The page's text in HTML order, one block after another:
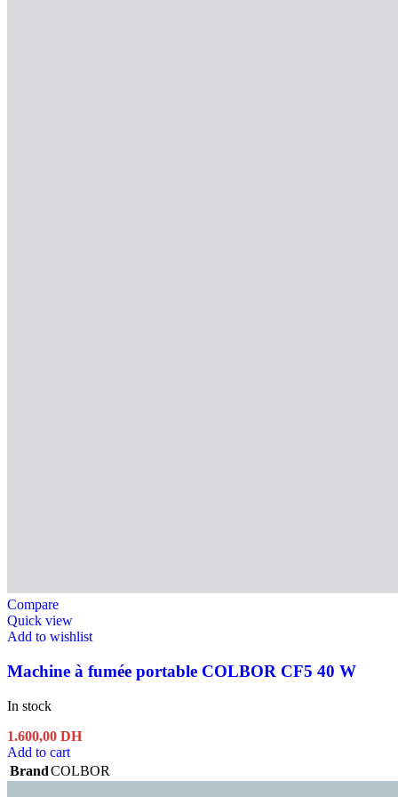
Compare
Quick view
Add to wishlist
Machine à fumée portable COLBOR CF5 40 W
In stock
1.600,00 DH
Add to cart
BrandCOLBOR